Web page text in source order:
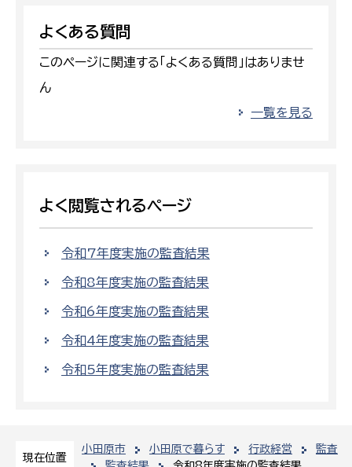
現在位置
小田原市 小田原で暮らす 行政経営
監査
よくある質問
このページに関連する「よくある質問」はありませ
ん
一覧を見る
よく閲覧されるページ
令和7年度実施の監査結果
令和8年度実施の監査結果
令和6年度実施の監査結果
令和4年度実施の監査結果
令和5年度実施の監査結果